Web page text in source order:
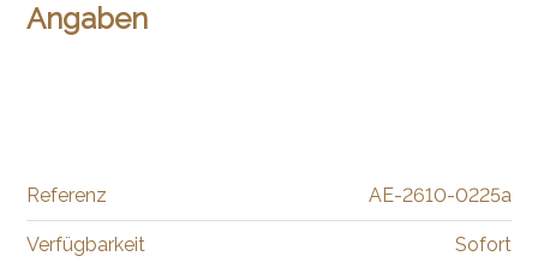
Angaben
Referenz AE-2610-0225a
Verfügbarkeit Sofort